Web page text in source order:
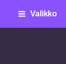
Siirry
Valikko